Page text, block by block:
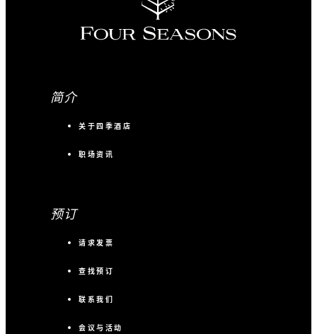
简介
关于四季酒店
职场资讯
预订
请求发票
查找预订
联系我们
会议与活动